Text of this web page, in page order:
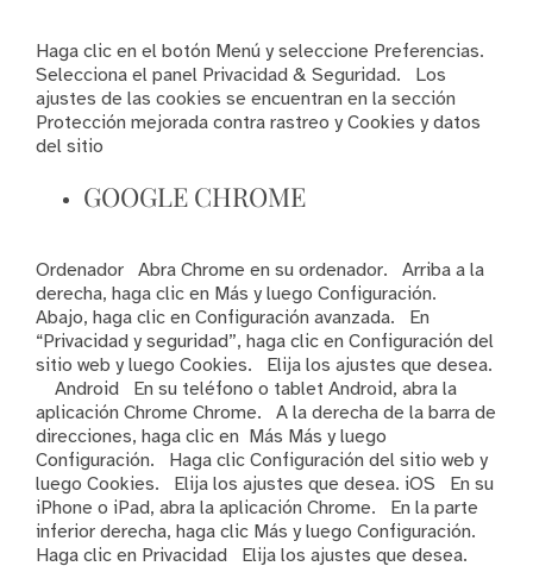
Haga clic en el botón Menú y seleccione Preferencias.
Selecciona el panel Privacidad & Seguridad. Los
ajustes de las cookies se encuentran en la sección
Protección mejorada contra rastreo y Cookies y datos
del sitio
GOOGLE CHROME
Ordenador Abra Chrome en su ordenador. Arriba a la
derecha, haga clic en Más y luego Configuración.
Abajo, haga clic en Configuración avanzada. En
“Privacidad y seguridad”, haga clic en Configuración del
sitio web y luego Cookies. Elija los ajustes que desea.
Android En su teléfono o tablet Android, abra la
aplicación Chrome Chrome. A la derecha de la barra de
direcciones, haga clic en Más Más y luego
Configuración. Haga clic Configuración del sitio web y
luego Cookies. Elija los ajustes que desea. iOS En su
iPhone o iPad, abra la aplicación Chrome. En la parte
inferior derecha, haga clic Más y luego Configuración.
Haga clic en Privacidad Elija los ajustes que desea.